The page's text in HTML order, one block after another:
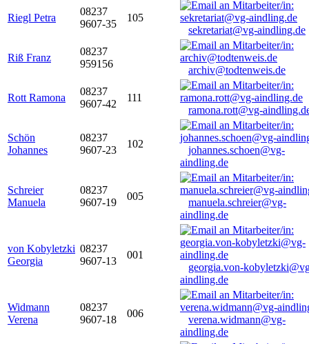
Riegl Petra
08237
9607-35
105
sekretariat@vg-aindling.de
Riß Franz
08237
959156
archiv@todtenweis.de
Rott Ramona
08237
9607-42
111
ramona.rott@vg-
Schön
Johannes
08237
9607-23
102
johannes.schoen@vg-
aindling.de
Schreier
Manuela
08237
9607-19
005
manuela.schreier@vg-
aindling.de
von Kobyletzki
Georgia
08237
9607-13
001
georgia.von-
aindling.de
Widmann
Verena
08237
9607-18
006
verena.widmann@vg-
aindling.de